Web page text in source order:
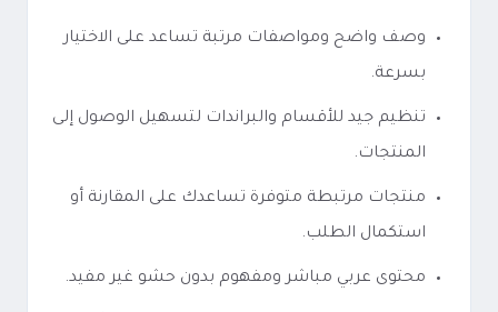
وصف واضح ومواصفات مرتبة تساعد على الاختيار
بسرعة.
تنظيم جيد للأقسام والبراندات لتسهيل الوصول إلى
المنتجات.
منتجات مرتبطة متوفرة تساعدك على المقارنة أو
استكمال الطلب.
محتوى عربي مباشر ومفهوم بدون حشو غير مفيد.